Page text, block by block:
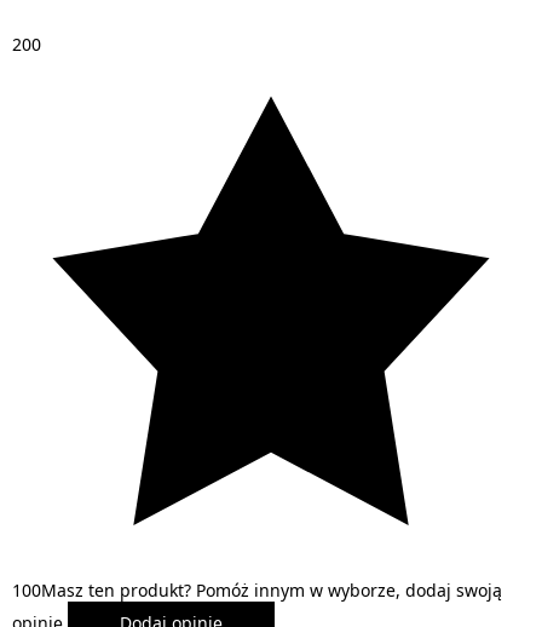
200
100Masz ten produkt? Pomóż innym w wyborze, dodaj swoją
opinię.
Dodaj opinię